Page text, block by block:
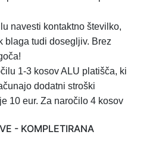
navesti kontaktno številko,
blaga tudi dosegljiv. Brez
1-3 kosov ALU platišča, ki
dodatni stroški
10 eur. Za naročilo 4 kosov
- KOMPLETIRANA